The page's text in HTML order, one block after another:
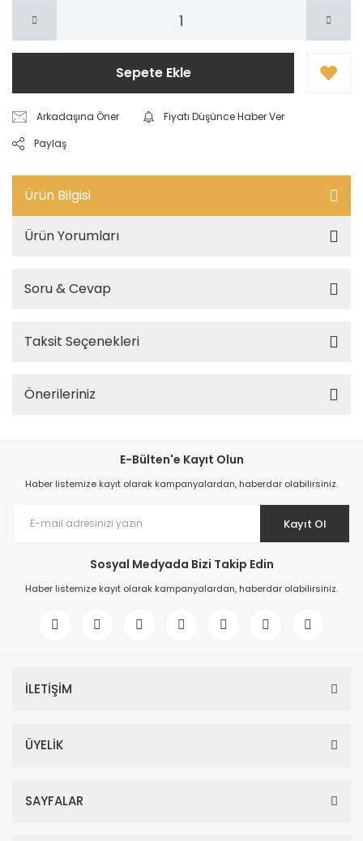
Sepete Ekle
Arkadaşına Öner
Fiyatı Düşünce Haber Ver
Paylaş
Ürün Bilgisi
Ürün Yorumları
Soru & Cevap
Taksit Seçenekleri
Önerileriniz
E-Bülten'e Kayıt Olun
Haber listemize kayıt olarak kampanyalardan, haberdar olabilirsiniz.
Kayıt Ol
Sosyal Medyada Bizi Takip Edin
Haber listemize kayıt olarak kampanyalardan, haberdar olabilirsiniz.
İLETİŞİM
ÜYELİK
SAYFALAR